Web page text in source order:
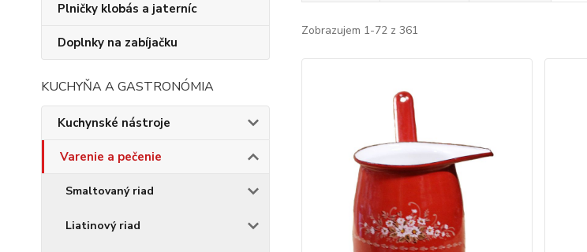
Plničky klobás a jaterníc
Doplnky na zabíjačku
KUCHYŇA A GASTRONÓMIA
Kuchynské nástroje
Varenie a pečenie
Smaltovaný riad
Liatinový riad
Zobrazujem 1-72 z 361